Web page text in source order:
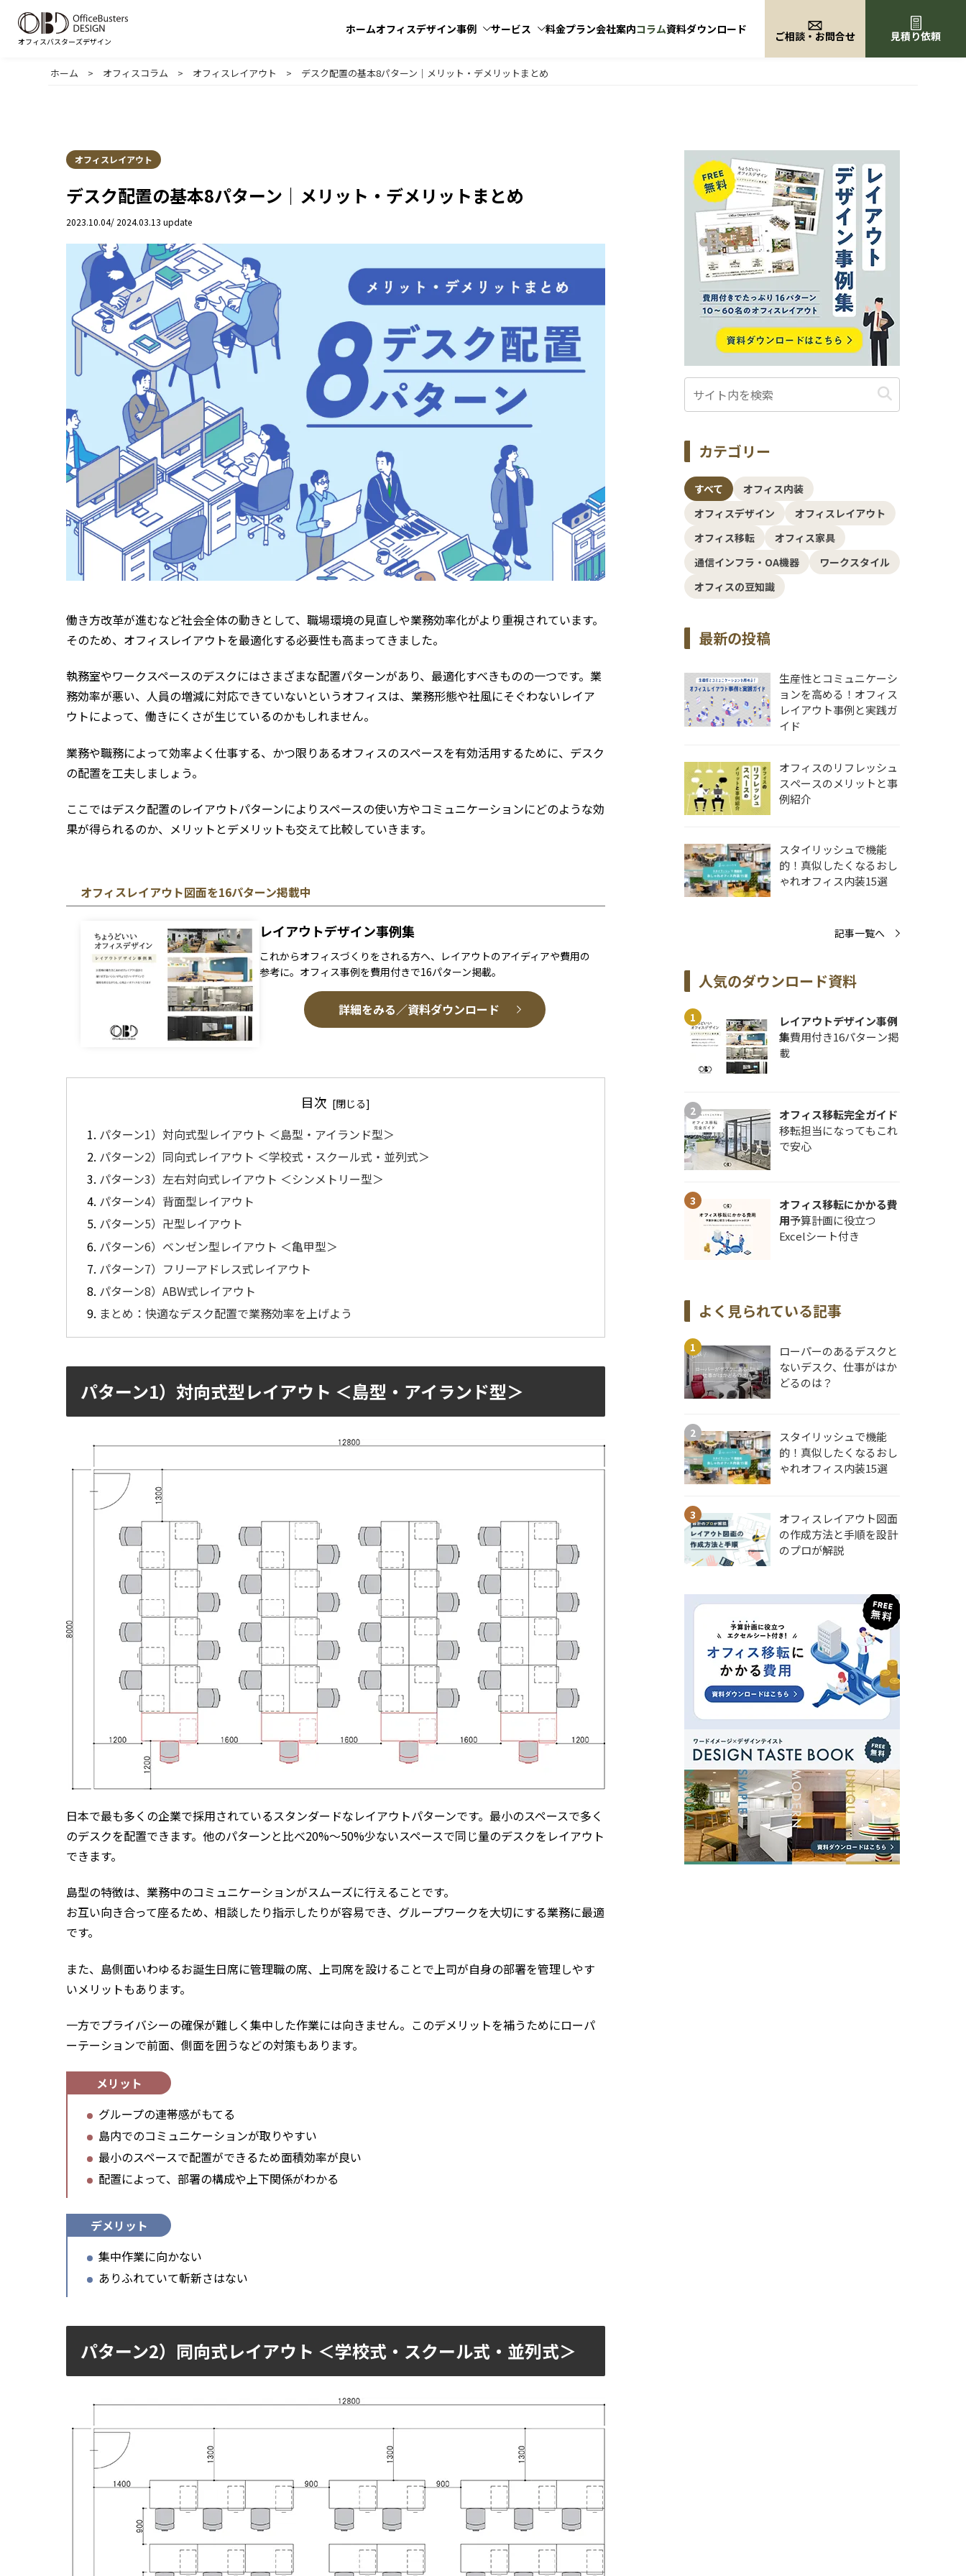
オフィスバスターズデザイン
ホームオフィスデザイン事例
スペースから選ぶ
エントランス・受付 会議室・応接室 執務室・ワークスペース
リフレッシュスペース
テイストから選ぶ
ナチュラル シンプル
サービス
フローから選ぶ
Step1プロジェクト計画
料金プラン会社案内コラム資料ダウンロード
ご相談・お問合せ 見積り依頼
ホーム > オフィスコラム > オフィスレイアウト > デスク配置の基本8パターン｜メリット・デメリットまとめ
オフィスレイアウト
デスク配置の基本8パターン｜メリット・デメリットまとめ
2023.10.04/ 2024.03.13 update
働き方改革が進むなど社会全体の動きとして、職場環境の見直しや業務効率化がより重視されています。
そのため、オフィスレイアウトを最適化する必要性も高まってきました。
執務室やワークスペースのデスクにはさまざまな配置パターンがあり、最適化すべきものの一つです。業
務効率が悪い、人員の増減に対応できていないというオフィスは、業務形態や社風にそぐわないレイア
ウトによって、働きにくさが生じているのかもしれません。
業務や職務によって効率よく仕事する、かつ限りあるオフィスのスペースを有効活用するために、デスク
の配置を工夫しましょう。
ここではデスク配置のレイアウトパターンによりスペースの使い方やコミュニケーションにどのような効
果が得られるのか、メリットとデメリットも交えて比較していきます。
オフィスレイアウト図面を16パターン掲載中
レイアウトデザイン事例集
これからオフィスづくりをされる方へ、レイアウトのアイディアや費用の
参考に。オフィス事例を費用付きで16パターン掲載。
詳細をみる／資料ダウンロード
目次
パターン1）対向式型レイアウト ＜島型・アイランド型＞
パターン2）同向式レイアウト ＜学校式・スクール式・並列式＞
パターン3）左右対向式レイアウト ＜シンメトリー型＞
パターン4）背面型レイアウト
パターン5）卍型レイアウト
パターン6）ベンゼン型レイアウト ＜亀甲型＞
パターン7）フリーアドレス式レイアウト
パターン8）ABW式レイアウト
まとめ：快適なデスク配置で業務効率を上げよう
パターン1）対向式型レイアウト ＜島型・アイランド型＞
日本で最も多くの企業で採用されているスタンダードなレイアウトパターンです。最小のスペースで多く
のデスクを配置できます。他のパターンと比べ20%～50%少ないスペースで同じ量のデスクをレイアウト
できます。
島型の特徴は、業務中のコミュニケーションがスムーズに行えることです。
お互い向き合って座るため、相談したり指示したりが容易でき、グループワークを大切にする業務に最適
です。
また、島側面いわゆるお誕生日席に管理職の席、上司席を設けることで上司が自身の部署を管理しやす
いメリットもあります。
一方でプライバシーの確保が難しく集中した作業には向きません。このデメリットを補うためにローパ
ーテーションで前面、側面を囲うなどの対策もあります。
メリット
グループの連帯感がもてる
島内でのコミュニケーションが取りやすい
最小のスペースで配置ができるため面積効率が良い
配置によって、部署の構成や上下関係がわかる
デメリット
集中作業に向かない
ありふれていて斬新さはない
パターン2）同向式レイアウト ＜学校式・スクール式・並列式＞
カテゴリー
すべて
オフィス内装
オフィスデザイン
オフィスレイアウト
オフィス移転
オフィス家具
通信インフラ・OA機器
ワークスタイル
オフィスの豆知識
最新の投稿
生産性とコミュニケーシ
ョンを高める！オフィス
レイアウト事例と実践ガ
イド
オフィスのリフレッシュ
スペースのメリットと事
例紹介
スタイリッシュで機能
的！真似したくなるおし
ゃれオフィス内装15選
記事一覧へ
人気のダウンロード資料
レイアウトデザイン事例
集費用付き16パターン掲
載
オフィス移転完全ガイド
移転担当になってもこれ
で安心
オフィス移転にかかる費
用予算計画に役立つ
Excelシート付き
よく見られている記事
ローパーのあるデスクと
ないデスク、仕事がはか
どるのは？
スタイリッシュで機能
的！真似したくなるおし
ゃれオフィス内装15選
オフィスレイアウト図面
の作成方法と手順を設計
のプロが解説